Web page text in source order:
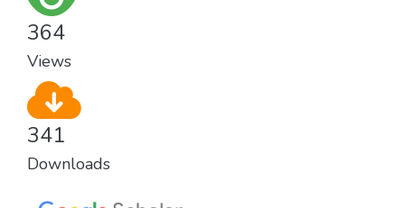
364
Views
341
Downloads